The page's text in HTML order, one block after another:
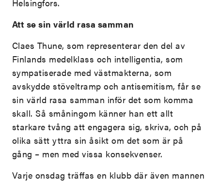
Helsingfors.
Att se sin värld rasa samman
Claes Thune, som representerar den del av
Finlands medelklass och intelligentia, som
sympatiserade med västmakterna, som
avskydde stöveltramp och antisemitism, får se
sin värld rasa samman inför det som komma
skall. Så småningom känner han ett allt
starkare tvång att engagera sig, skriva, och på
olika sätt yttra sin åsikt om det som är på
gång – men med vissa konsekvenser.
Varje onsdag träffas en klubb där även mannen